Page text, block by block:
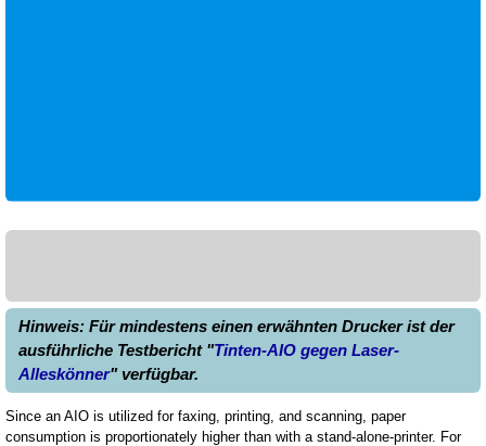
Hinweis: Für mindestens einen erwähnten Drucker ist der
ausführliche Testbericht "Tinten-AIO gegen Laser-
Alleskönner" verfügbar.
Since an AIO is utilized for faxing, printing, and scanning, paper
consumption is proportionately higher than with a stand-alone-printer. For